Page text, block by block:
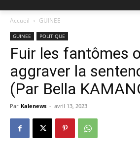
Accueil GUINEE
GUINEE POLITIQUE
Fuir les fantômes
aggraver la
(Par Bella
Par Kalenews - avril 13, 2023